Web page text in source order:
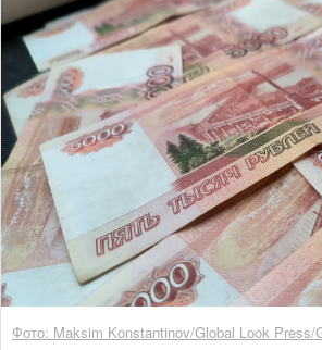
Фото: Maksim Konstantinov/Global Look Press/